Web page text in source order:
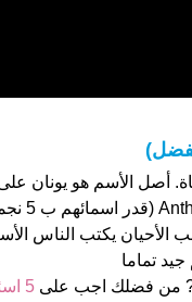
الأحيان يكتب الناس
تماما
5 اسئلة عن أسمك